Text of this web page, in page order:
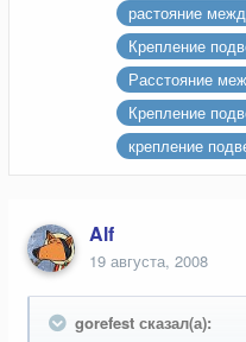
растояние
Крепление
как их там....)
Расстояние
Крепление
крепление
Alf
19 августа, 2008
gorefest сказал(а):